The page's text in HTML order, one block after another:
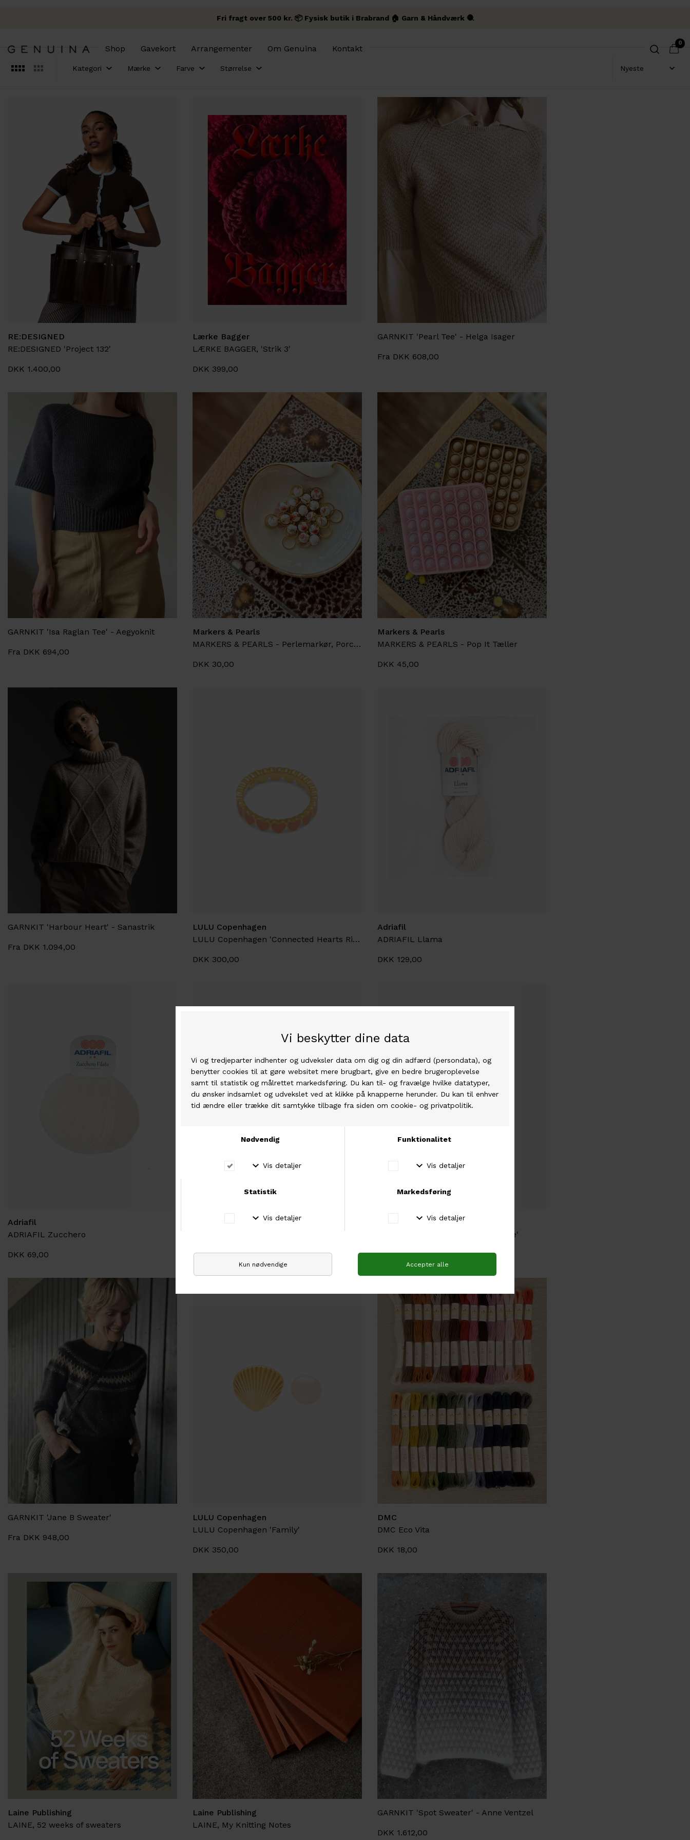
Fri fragt over 500 kr. 📦 Fysisk butik i Brabrand 🏠 Garn & Håndværk 🧶
Shop Gavekort Arrangementer Om Genuina Kontakt
0
Kategori Mærke Farve Størrelse
RE:DESIGNED
RE:DESIGNED 'Project 132'
DKK 1.400,00
Lærke Bagger
LÆRKE BAGGER, 'Strik 3'
DKK 399,00
GARNKIT 'Pearl Tee' - Helga Isager
Fra DKK 608,00
GARNKIT 'Isa Raglan Tee' - Aegyoknit
Fra DKK 694,00
Markers & Pearls
MARKERS & PEARLS - Perlemarkør, Porcelæn
DKK 30,00
Markers & Pearls
MARKERS & PEARLS - Pop It Tæller
DKK 45,00
GARNKIT 'Harbour Heart' - Sanastrik
Fra DKK 1.094,00
LULU Copenhagen
LULU Copenhagen 'Connected Hearts Ring'
DKK 300,00
Adriafil
ADRIAFIL Llama
DKK 129,00
Adriafil
ADRIAFIL Zucchero
DKK 69,00 DKK 86,00
LULU Copenhagen
LULU Copenhagen 'Confetti Bangle'
DKK 600,00
GARNKIT 'Jane B Sweater'
Fra DKK 948,00
LULU Copenhagen
LULU Copenhagen 'Family'
DKK 350,00
DMC
DMC Eco Vita
DKK 18,00
Laine Publishing
LAINE, 52 weeks of sweaters
Laine Publishing
LAINE, My Knitting Notes
GARNKIT 'Spot Sweater' - Anne Ventzel
DKK 1.612,00